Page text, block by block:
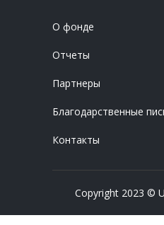
О фонде
Отчеты
Партнеры
Благодарственные
Контакты
Copyright 2023 ©